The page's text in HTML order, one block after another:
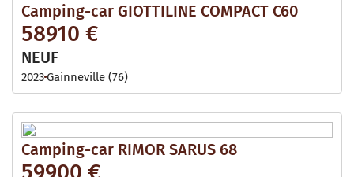
Camping-car GIOTTILINE COMPACT C60
58910 €
NEUF
2023Gainneville (76)
Camping-car RIMOR SARUS 68
59900 €